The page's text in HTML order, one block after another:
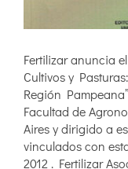
Fertilizar anuncia
Cultivos y
Región
Facultad de
Aires y dirigido a
vinculados con
2012 . Fertilizar